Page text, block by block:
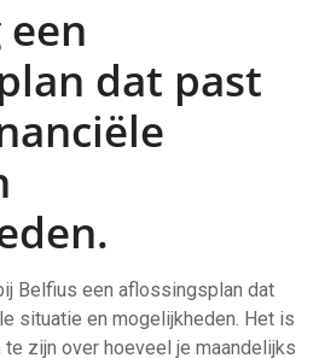
dat past
Belfius een aflossingsplan dat
situatie en mogelijkheden. Het is
zijn over hoeveel je maandelijks